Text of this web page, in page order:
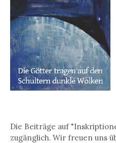
Die Beiträge auf
zugänglich. Wir freuen uns